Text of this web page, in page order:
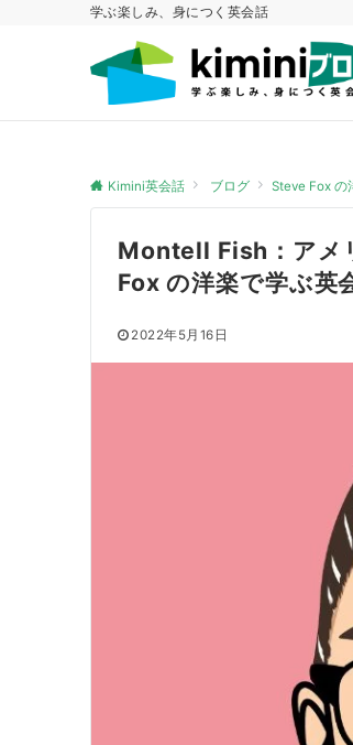
学ぶ楽しみ、身につく英会話
Kimini英会話 ブログ Steve Fox の
Montell Fish：アメ
Fox の洋楽で学ぶ英
2022年5月16日